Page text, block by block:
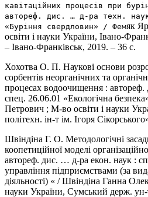
кавітаційних процесів при
автореф. дис. … д-ра техн.
«Буріння свердловин» / Фемяк
освіти і науки України, Івано-
– Івано-Франківськ, 2019. – 36 с.
Хохотва О. П. Наукові основи
сорбентів неорганічних та
процесах водоочищення :
спец. 26.06.01 «Екологічна
Петрович ; М-во освіти і науки
політехн. ін-т ім. Ігоря
Швіндіна Г. О. Методологічні
коопетиційної моделі
автореф. дис. … д-ра екон. наук :
управління підприємствами (за
діяльності) « / Швіндіна Ганна
науки України, Сумський держ.